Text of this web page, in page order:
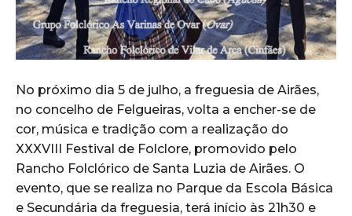
No próximo dia 5 de julho, a freguesia de Airães,
no concelho de Felgueiras, volta a encher-se de
cor, música e tradição com a realização do
XXXVIII Festival de Folclore, promovido pelo
Rancho Folclórico de Santa Luzia de Airães. O
evento, que se realiza no Parque da Escola Básica
e Secundária da freguesia, terá início às 21h30 e